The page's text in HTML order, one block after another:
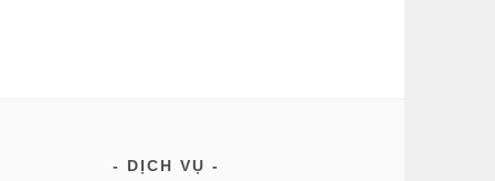
DỊCH VỤ